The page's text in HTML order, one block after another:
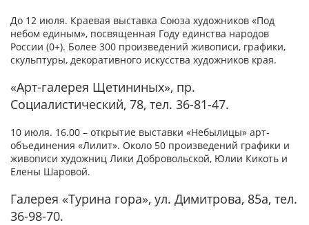
До 12 июля. Краевая выставка Союза художников «Под
небом единым», посвященная Году единства народов
России (0+). Более 300 произведений живописи, графики,
скульптуры, декоративного искусства художников края.
«Арт-галерея Щетининых», пр.
Социалистический, 78, тел. 36-81-47.
10 июля. 16.00 – открытие выставки «Небылицы» арт-
объединения «Лилит». Около 50 произведений графики и
живописи художниц Лики Добровольской, Юлии Кикоть и
Елены Шаровой.
Галерея «Турина гора», ул. Димитрова, 85а, тел.
36-98-70.